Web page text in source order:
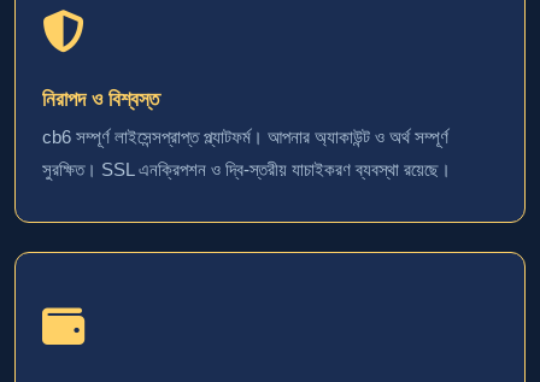
নিরাপদ ও বিশ্বস্ত
cb6 সম্পূর্ণ লাইসেন্সপ্রাপ্ত প্ল্যাটফর্ম। আপনার অ্যাকাউন্ট ও অর্থ সম্পূর্ণ
সুরক্ষিত। SSL এনক্রিপশন ও দ্বি-স্তরীয় যাচাইকরণ ব্যবস্থা রয়েছে।